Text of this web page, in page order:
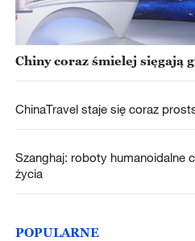
Chiny coraz śmielej sięgają
ChinaTravel staje się coraz
Szanghaj: roboty humanoidalne
życia
POPULARNE